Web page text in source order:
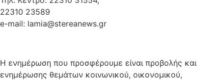
22310 23589
e-mail: lamia@stereanews.gr
Η ενημέρωση που προσφέρουμε είναι προβολής και
ενημέρωσης θεμάτων κοινωνικού, οικονομικού,